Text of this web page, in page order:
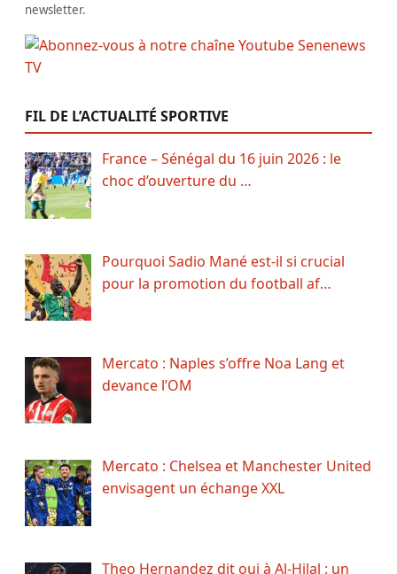
newsletter.
FIL DE L’ACTUALITÉ SPORTIVE
France – Sénégal du 16 juin 2026 : le
choc d’ouverture du …
Pourquoi Sadio Mané est-il si crucial
pour la promotion du football af…
Mercato : Naples s’offre Noa Lang et
devance l’OM
Mercato : Chelsea et Manchester United
envisagent un échange XXL
Theo Hernandez dit oui à Al-Hilal : un